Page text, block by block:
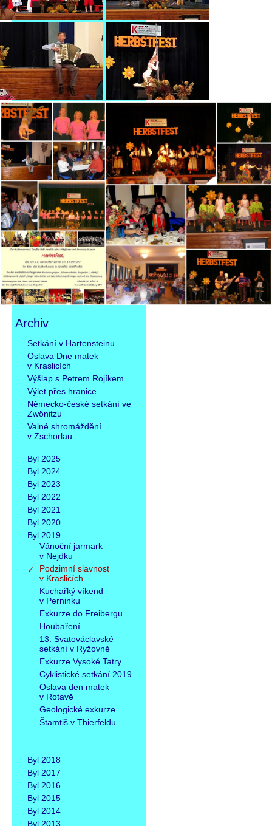
Archiv
Přeskočit
navigaci
Setkání v Hartensteinu
Oslava Dne matek
v Kraslicích
Výšlap s Petrem Rojíkem
Výlet přes hranice
Německo-české setkání ve
Zwönitzu
Valné shromáždění
v Zschorlau
Byl 2025
Byl 2024
Byl 2023
Byl 2022
Byl 2021
Byl 2020
Byl 2019
Vánoční jarmark
v Nejdku
Podzimní slavnost
v Kraslicích
Kuchařký víkend
v Perninku
Exkurze do Freibergu
Houbaření
13. Svatováclavské
setkání v Ryžovně
Exkurze Vysoké Tatry
Cyklistické setkání 2019
Oslava den matek
v Rotavě
Geologické exkurze
Štamtiš v Thierfeldu
Byl 2018
Byl 2017
Byl 2016
Byl 2015
Byl 2014
Byl 2013